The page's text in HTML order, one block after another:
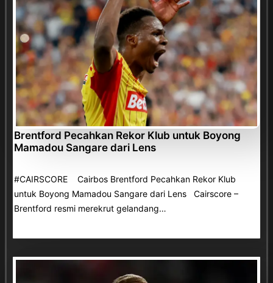
Brentford Pecahkan Rekor Klub untuk Boyong
Mamadou Sangare dari Lens
#CAIRSCORE Cairbos Brentford Pecahkan Rekor Klub
untuk Boyong Mamadou Sangare dari Lens Cairscore –
Brentford resmi merekrut gelandang…